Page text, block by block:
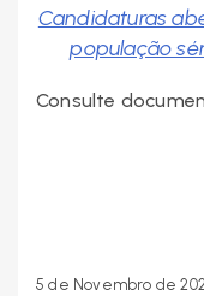
Candidaturas
população
Consulte
5 de Novembro de